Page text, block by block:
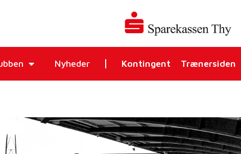
Nyheder Kontingent Trænersiden